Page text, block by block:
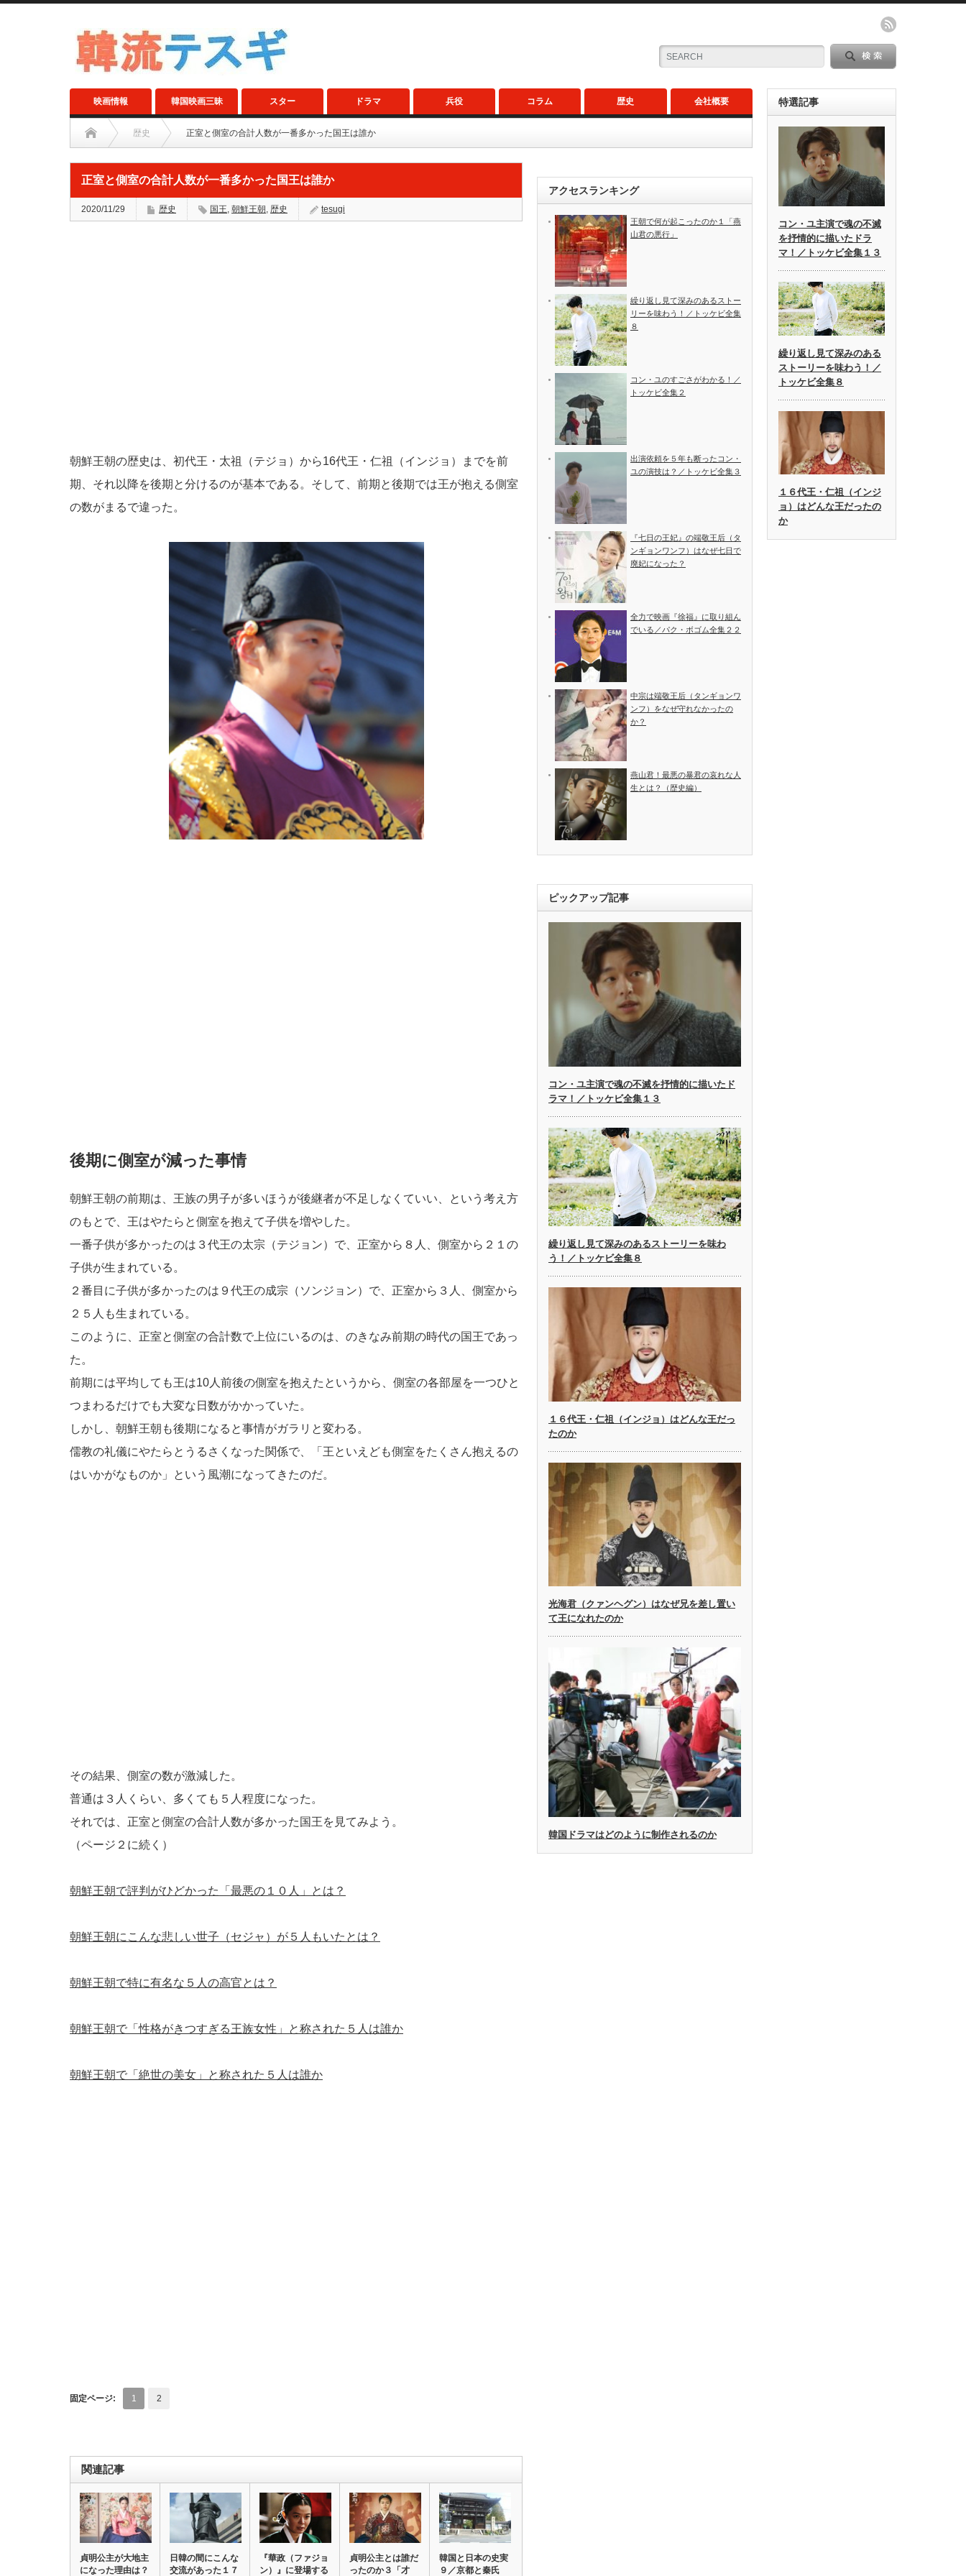
映画情報 韓国映画三昧 スター ドラマ 兵役 コラム 歴史 会社概要
歴史 正室と側室の合計人数が一番多かった国王は誰か
正室と側室の合計人数が一番多かった国王は誰か
2020/11/29 歴史 国王, 朝鮮王朝 , 歴史 tesugi
朝鮮王朝の歴史は、初代王・太祖（テジョ）から16代王・仁祖（インジョ）までを前
期、それ以降を後期と分けるのが基本である。そして、前期と後期では王が抱える側室
の数がまるで違った。
後期に側室が減った事情
朝鮮王朝の前期は、王族の男子が多いほうが後継者が不足しなくていい、という考え方
のもとで、王はやたらと側室を抱えて子供を増やした。
一番子供が多かったのは３代王の太宗（テジョン）で、正室から８人、側室から２１の
子供が生まれている。
２番目に子供が多かったのは９代王の成宗（ソンジョン）で、正室から３人、側室から
２５人も生まれている。
このように、正室と側室の合計数で上位にいるのは、のきなみ前期の時代の国王であっ
た。
前期には平均しても王は10人前後の側室を抱えたというから、側室の各部屋を一つひと
つまわるだけでも大変な日数がかかっていた。
しかし、朝鮮王朝も後期になると事情がガラリと変わる。
儒教の礼儀にやたらとうるさくなった関係で、「王といえども側室をたくさん抱えるの
はいかがなものか」という風潮になってきたのだ。
その結果、側室の数が激減した。
普通は３人くらい、多くても５人程度になった。
それでは、正室と側室の合計人数が多かった国王を見てみよう。
（ページ２に続く）
朝鮮王朝で評判がひどかった「最悪の１０人」とは？
朝鮮王朝にこんな悲しい世子（セジャ）が５人もいたとは？
朝鮮王朝で特に有名な５人の高官とは？
朝鮮王朝で「性格がきつすぎる王族女性」と称された５人は誰か
朝鮮王朝で「絶世の美女」と称された５人は誰か
固定ページ: 1 2
関連記事
貞明公主が大地主
になった理由は？
日韓の間にこんな
交流があった１７
『華政（ファジョ
ン）』に登場する
貞明公主とは誰だ
ったのか３「才
韓国と日本の史実
９／京都と秦氏
アクセスランキング
王朝で何が起こったのか１「燕
山君の悪行」
繰り返し見て深みのあるストー
リーを味わう！／トッケビ全集
８
コン・ユのすごさがわかる！／
トッケビ全集２
出演依頼を５年も断ったコン・
ユの演技は？／トッケビ全集３
『七日の王妃』の端敬王后（タ
ンギョンワンフ）はなぜ七日で
廃妃になった？
全力で映画『徐福』に取り組ん
でいる／パク・ボゴム全集２２
中宗は端敬王后（タンギョンワ
ンフ）をなぜ守れなかったの
か？
燕山君！最悪の暴君の哀れな人
生とは？（歴史編）
ピックアップ記事
コン・ユ主演で魂の不滅を抒情的に描いたド
ラマ！／トッケビ全集１３
繰り返し見て深みのあるストーリーを味わ
う！／トッケビ全集８
１６代王・仁祖（インジョ）はどんな王だっ
たのか
光海君（クァンヘグン）はなぜ兄を差し置い
て王になれたのか
韓国ドラマはどのように制作されるのか
特選記事
コン・ユ主演で魂の不滅
を抒情的に描いたドラ
マ！／トッケビ全集１３
繰り返し見て深みのある
ストーリーを味わう！／
トッケビ全集８
１６代王・仁祖（インジ
ョ）はどんな王だったの
か